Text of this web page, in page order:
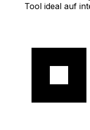
Tool ideal auf